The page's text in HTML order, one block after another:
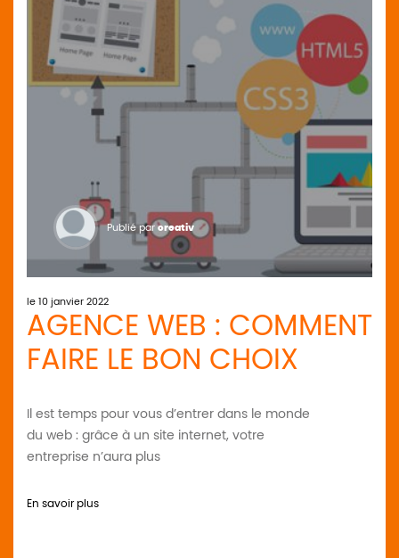
Publié parcreativ
le 10 janvier 2022
AGENCE WEB : COMMENT
FAIRE LE BON CHOIX
Il est temps pour vous d’entrer dans le monde
du web : grâce à un site internet, votre
entreprise n’aura plus
En savoir plus